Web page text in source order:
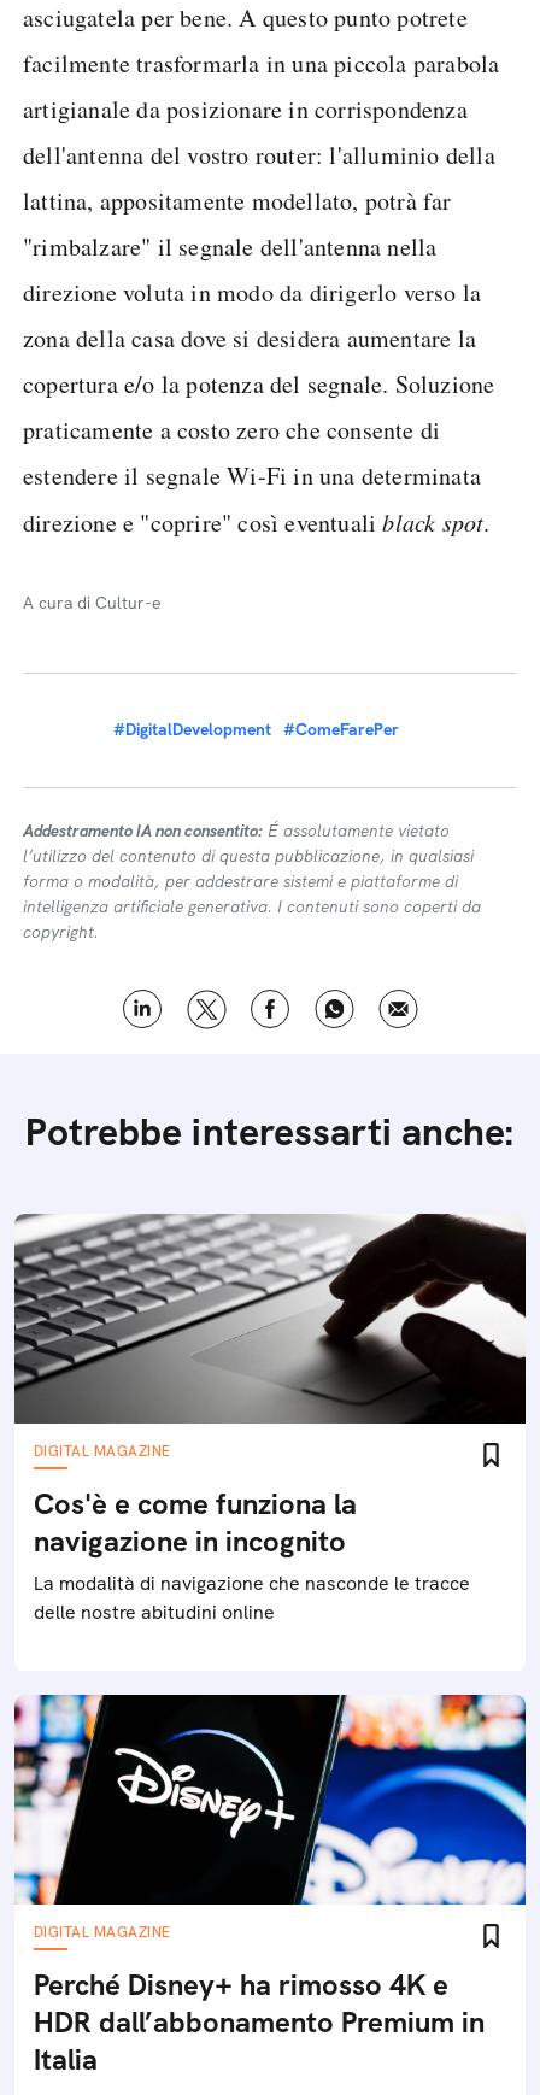
asciugatela per bene. A questo punto potrete
facilmente trasformarla in una piccola parabola
artigianale da posizionare in corrispondenza
dell'antenna del vostro router: l'alluminio della
lattina, appositamente modellato, potrà far
"rimbalzare" il segnale dell'antenna nella
direzione voluta in modo da dirigerlo verso la
zona della casa dove si desidera aumentare la
copertura e/o la potenza del segnale. Soluzione
praticamente a costo zero che consente di
estendere il segnale Wi-Fi in una determinata
direzione e "coprire" così eventualiblack spot.
A cura di Cultur-e
#DigitalDevelopment #ComeFarePer
Addestramento IA non consentito: É assolutamente vietato
l’utilizzo del contenuto di questa pubblicazione, in qualsiasi
forma o modalità, per addestrare sistemi e piattaforme di
intelligenza artificiale generativa. I contenuti sono coperti da
copyright.
Potrebbe interessarti anche:
DIGITAL MAGAZINE
Cos'è e come funziona la
navigazione in incognito
La modalità di navigazione che nasconde le tracce
delle nostre abitudini online
DIGITAL MAGAZINE
Perché Disney+ ha rimosso 4K e
HDR dall’abbonamento Premium in
Italia